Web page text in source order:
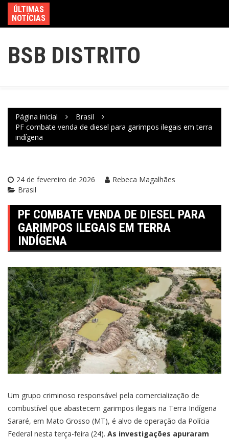
ÚLTIMAS
NOTÍCIAS
BSB DISTRITO
Página inicial
Brasil
PF combate venda de diesel para garimpos ilegais em terra
indígena
24 de fevereiro de 2026
Rebeca Magalhães
Brasil
PF COMBATE VENDA DE DIESEL PARA
GARIMPOS ILEGAIS EM TERRA
INDÍGENA
Um grupo criminoso responsável pela comercialização de
combustível que abastecem garimpos ilegais na Terra Indígena
Sararé, em Mato Grosso (MT), é alvo de operação da Polícia
Federal nesta terça-feira (24). As investigações apuraram